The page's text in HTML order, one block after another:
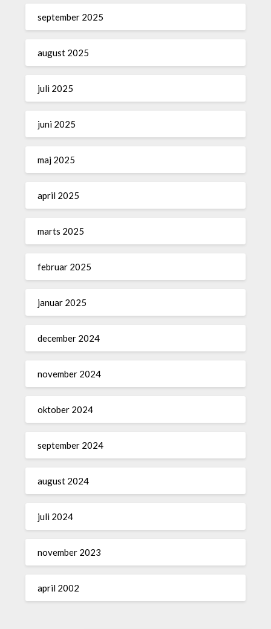
september 2025
august 2025
juli 2025
juni 2025
maj 2025
april 2025
marts 2025
februar 2025
januar 2025
december 2024
november 2024
oktober 2024
september 2024
august 2024
juli 2024
november 2023
april 2002